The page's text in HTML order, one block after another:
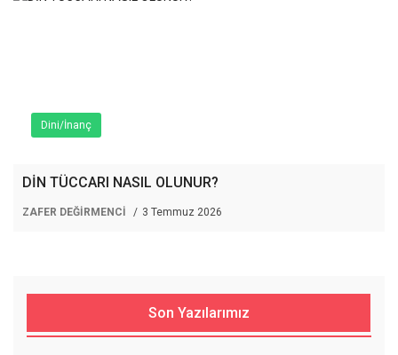
Dini/İnanç
DİN TÜCCARI NASIL OLUNUR?
ZAFER DEĞİRMENCİ 3 Temmuz 2026
Son Yazılarımız